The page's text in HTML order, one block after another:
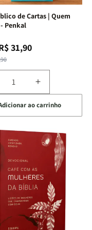
Espirituais
|
de Cartas | Quem
Penkal
31,90
Aumentar
a
quantidade
de
Jogo
Bíblico
Cartas
|
Quem
Sou
Eu
-
Penkal
ao carrinho